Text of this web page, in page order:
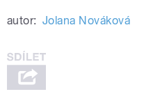
autor: Jolana Nováková